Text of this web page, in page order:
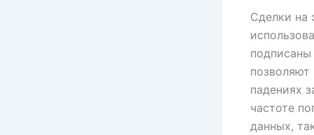
Сделки на
позволяют
падениях
частоте
данных,